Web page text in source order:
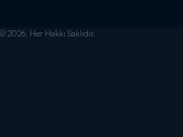
2026. Her Hakkı Saklıdır.